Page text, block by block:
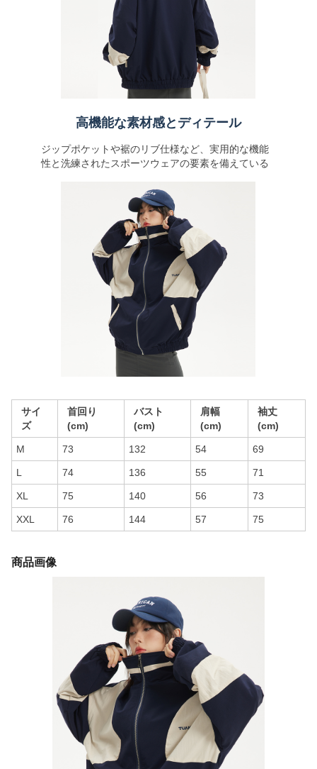
高機能な素材感とディテール
ジップポケットや裾のリブ仕様など、実用的な機能
性と洗練されたスポーツウェアの要素を備えている
サイ
ズ
首回り
(cm)
バスト
(cm)
肩幅
(cm)
袖丈
(cm)
M 73 132 54 69
L 74 136 55 71
XL 75 140 56 73
XXL 76 144 57 75
商品画像